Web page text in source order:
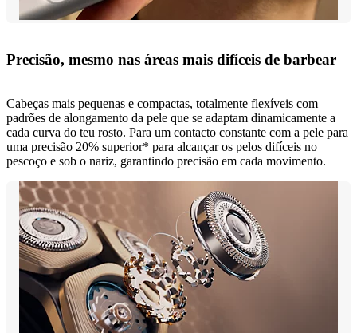
Precisão, mesmo nas áreas mais difíceis de barbear
Cabeças mais pequenas e compactas, totalmente flexíveis com
padrões de alongamento da pele que se adaptam dinamicamente a
cada curva do teu rosto. Para um contacto constante com a pele para
uma precisão 20% superior* para alcançar os pelos difíceis no
pescoço e sob o nariz, garantindo precisão em cada movimento.